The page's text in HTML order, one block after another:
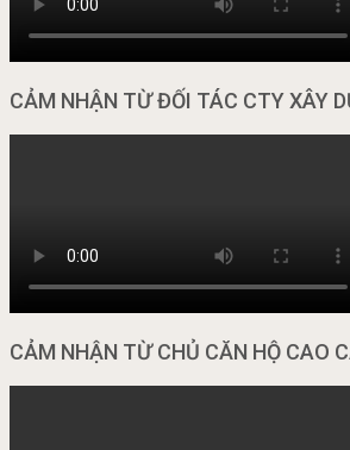
CẢM NHẬN TỪ ĐỐI TÁC CTY XÂY
CẢM NHẬN TỪ CHỦ CĂN HỘ CAO